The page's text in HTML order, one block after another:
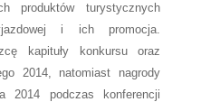
produktów turystycznych
i ich promocja.
kapituły konkursu oraz
2014, natomiast nagrody
2014 podczas konferencji